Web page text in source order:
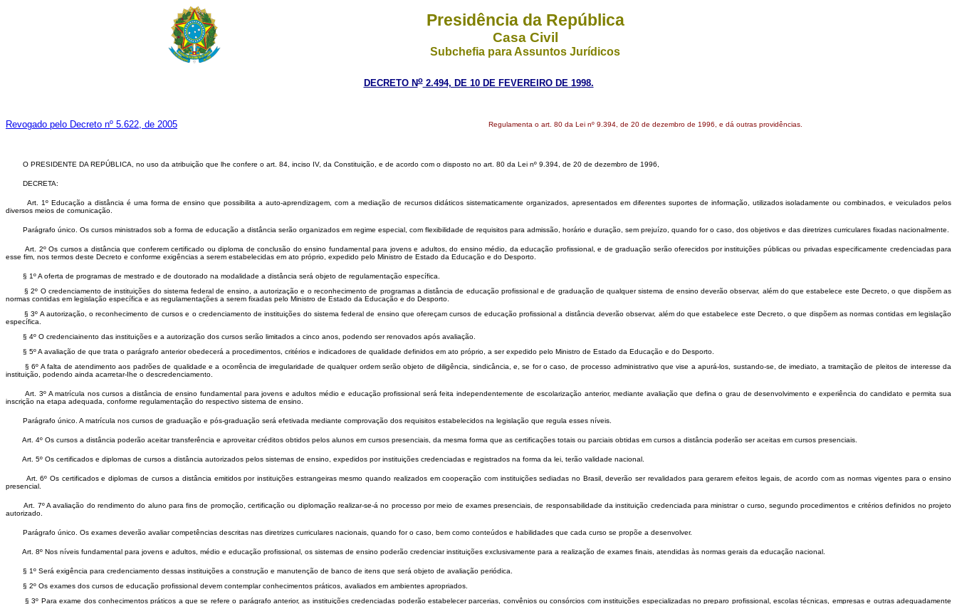
Presidência da República
Casa Civil
Subchefia para Assuntos Jurídicos
DECRETO No2.494, DE 10 DE FEVEREIRO DE 1998.
Revogado pelo Decreto nº 5.622, de 2005 Regulamenta o art. 80 da Lei nº 9.394, de 20 de dezembro de 1996, e dá outras providências.
O PRESIDENTE DA REPÚBLICA, no uso da atribuição que lhe confere o art. 84, inciso IV, da Constituição, e de acordo com o disposto no art. 80 da Lei nº 9.394, de 20 de dezembro de 1996,
DECRETA:
Art. 1º Educação a distância é uma forma de ensino que possibilita a auto-aprendizagem, com a mediação de recursos didáticos sistematicamente organizados, apresentados em diferentes suportes de informação, utilizados isoladamente ou combinados, e veiculados pelos
diversos meios de comunicação.
Parágrafo único. Os cursos ministrados sob a forma de educação a distância serão organizados em regime especial, com flexibilidade de requisitos para admissão, horário e duração, sem prejuízo, quando for o caso, dos objetivos e das diretrizes curriculares fixadas nacionalmente.
Art. 2º Os cursos a distância que conferem certificado ou diploma de conclusão do ensino fundamental para jovens e adultos, do ensino médio, da educação profissional, e de graduação serão oferecidos por instituições públicas ou privadas especificamente credenciadas para
esse fim, nos termos deste Decreto e conforme exigências a serem estabelecidas em ato próprio, expedido pelo Ministro de Estado da Educação e do Desporto.
§ 1º A oferta de programas de mestrado e de doutorado na modalidade a distância será objeto de regulamentação específica.
§ 2º O credenciamento de instituições do sistema federal de ensino, a autorização e o reconhecimento de programas a distância de educação profissional e de graduação de qualquer sistema de ensino deverão observar, além do que estabelece este Decreto, o que dispõem as
normas contidas em legislação específica e as regulamentações a serem fixadas pelo Ministro de Estado da Educação e do Desporto.
§ 3º A autorização, o reconhecimento de cursos e o credenciamento de instituições do sistema federal de ensino que ofereçam cursos de educação profissional a distância deverão observar, além do que estabelece este Decreto, o que dispõem as normas contidas em legislação
específica.
§ 4º O credenciainento das instituições e a autorização dos cursos serão limitados a cinco anos, podendo ser renovados após avaliação.
§ 5º A avaliação de que trata o parágrafo anterior obedecerá a procedimentos, critérios e indicadores de qualidade definidos em ato próprio, a ser expedido pelo Ministro de Estado da Educação e do Desporto.
§ 6º A falta de atendimento aos padrões de qualidade e a ocorrência de irregularidade de qualquer ordem serão objeto de diligência, sindicância, e, se for o caso, de processo administrativo que vise a apurá-los, sustando-se, de imediato, a tramitação de pleitos de interesse da
instituição, podendo ainda acarretar-Ihe o descredenciamento.
Art. 3º A matrícula nos cursos a distância de ensino fundamental para jovens e adultos médio e educação profissional será feita independentemente de escolarização anterior, mediante avaliação que defina o grau de desenvolvimento e experiência do candidato e permita sua
inscrição na etapa adequada, conforme regulamentação do respectivo sistema de ensino.
Parágrafo único. A matrícula nos cursos de graduação e pós-graduação será efetivada mediante comprovação dos requisitos estabelecidos na legislação que regula esses níveis.
Art. 4º Os cursos a distância poderão aceitar transferência e aproveitar créditos obtidos pelos alunos em cursos presenciais, da mesma forma que as certificações totais ou parciais obtidas em cursos a distância poderão ser aceitas em cursos presenciais.
Art. 5º Os certificados e diplomas de cursos a distância autorizados pelos sistemas de ensino, expedidos por instituições credenciadas e registrados na forma da lei, terão validade nacional.
Art. 6º Os certificados e diplomas de cursos a distância emitidos por instituições estrangeiras mesmo quando realizados em cooperação com instituições sediadas no Brasil, deverão ser revalidados para gerarem efeitos legais, de acordo com as normas vigentes para o ensino
presencial.
Art. 7º A avaliação do rendimento do aluno para fins de promoção, certificação ou diplomação realizar-se-á no processo por meio de exames presenciais, de responsabilidade da instituição credenciada para ministrar o curso, segundo procedimentos e critérios definidos no projeto
autorizado.
Parágrafo único. Os exames deverão avaliar competências descritas nas diretrizes curriculares nacionais, quando for o caso, bem como conteúdos e habilidades que cada curso se propõe a desenvolver.
Art. 8º Nos níveis fundamental para jovens e adultos, médio e educação profissional, os sistemas de ensino poderão credenciar instituições exclusivamente para a realização de exames finais, atendidas às normas gerais da educação nacional.
§ 1º Será exigência para credenciamento dessas instituições a construção e manutenção de banco de itens que será objeto de avaliação periódica.
§ 2º Os exames dos cursos de educação profissional devem contemplar conhecimentos práticos, avaliados em ambientes apropriados.
§ 3º Para exame dos conhecimentos práticos a que se refere o parágrafo anterior, as instituições credenciadas poderão estabelecer parcerias, convênios ou consórcios com instituições especializadas no preparo profissional, escolas técnicas, empresas e outras adequadamente